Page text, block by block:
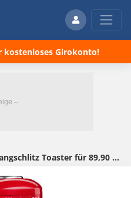
kostenloses Girokonto!
Toaster für 89,90 € (statt 109,90 €)